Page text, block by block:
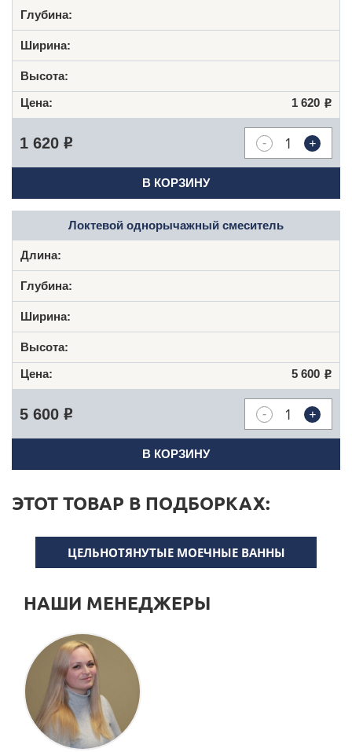
1 620 Р
- +
1 620 Р
В КОРЗИНУ
Локтевой однорычажный смеситель
5 600 Р
- +
5 600 Р
В КОРЗИНУ
ЭТОТ ТОВАР В ПОДБОРКАХ:
ЦЕЛЬНОТЯНУТЫЕ МОЕЧНЫЕ ВАННЫ
НАШИ МЕНЕДЖЕРЫ